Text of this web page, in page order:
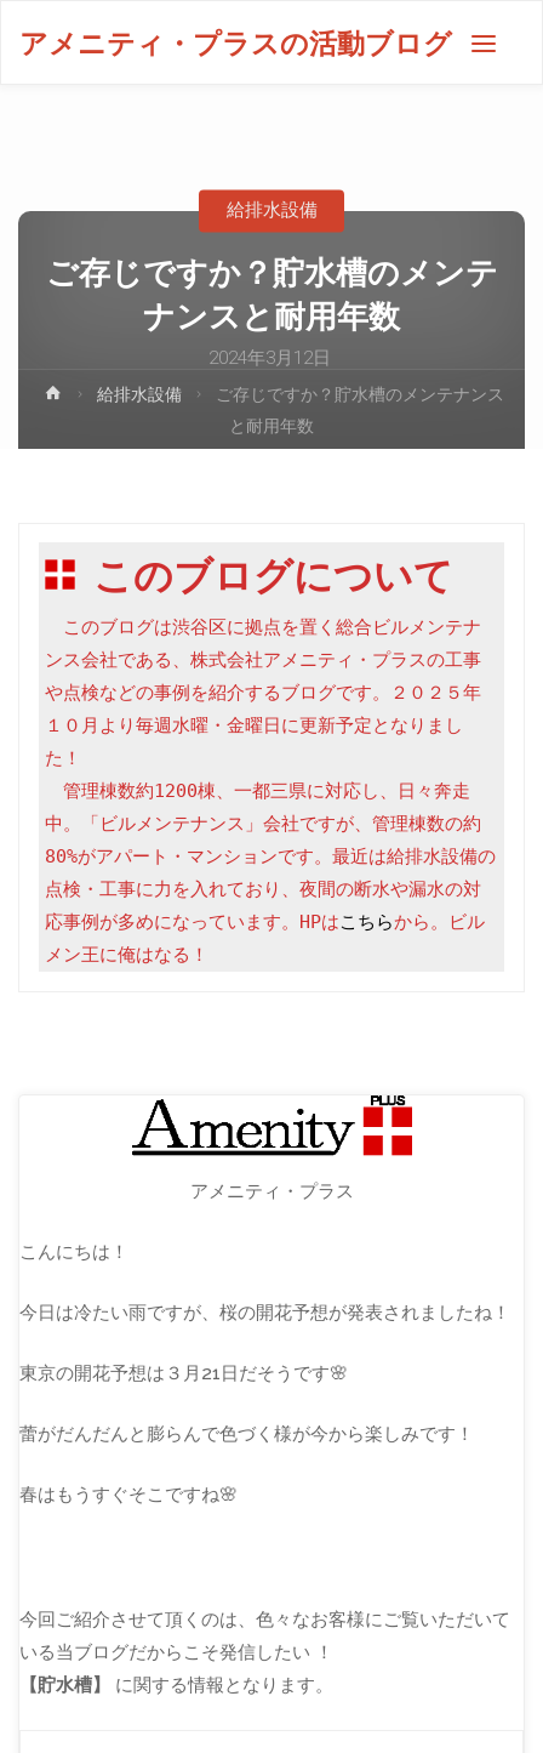
アメニティ・プラスの活動ブログ
ご存じですか？貯水槽のメンテ
ナンスと耐用年数
2024年3月12日
給排水設備
給排水設備
ご存じですか？貯水槽のメンテナンス
と耐用年数
このブログについて
このブログは渋谷区に拠点を置く総合ビルメンテナ
ンス会社である、株式会社アメニティ・プラスの工事
や点検などの事例を紹介するブログです。２０２５年
１０月より毎週水曜・金曜日に更新予定となりまし
た！
管理棟数約1200棟、一都三県に対応し、日々奔走
中。「ビルメンテナンス」会社ですが、管理棟数の約
80%がアパート・マンションです。最近は給排水設備の
点検・工事に力を入れており、夜間の断水や漏水の対
応事例が多めになっています。HPはこちらから。ビル
メン王に俺はなる！
アメニティ・プラス
こんにちは！
今日は冷たい雨ですが、桜の開花予想が発表されましたね！
東京の開花予想は３月21日だそうです🌸
蕾がだんだんと膨らんで色づく様が今から楽しみです！
春はもうすぐそこですね🌸
今回ご紹介させて頂くのは、色々なお客様にご覧いただいて
いる当ブログだからこそ発信したい ！
【貯水槽】
に関する情報となります。